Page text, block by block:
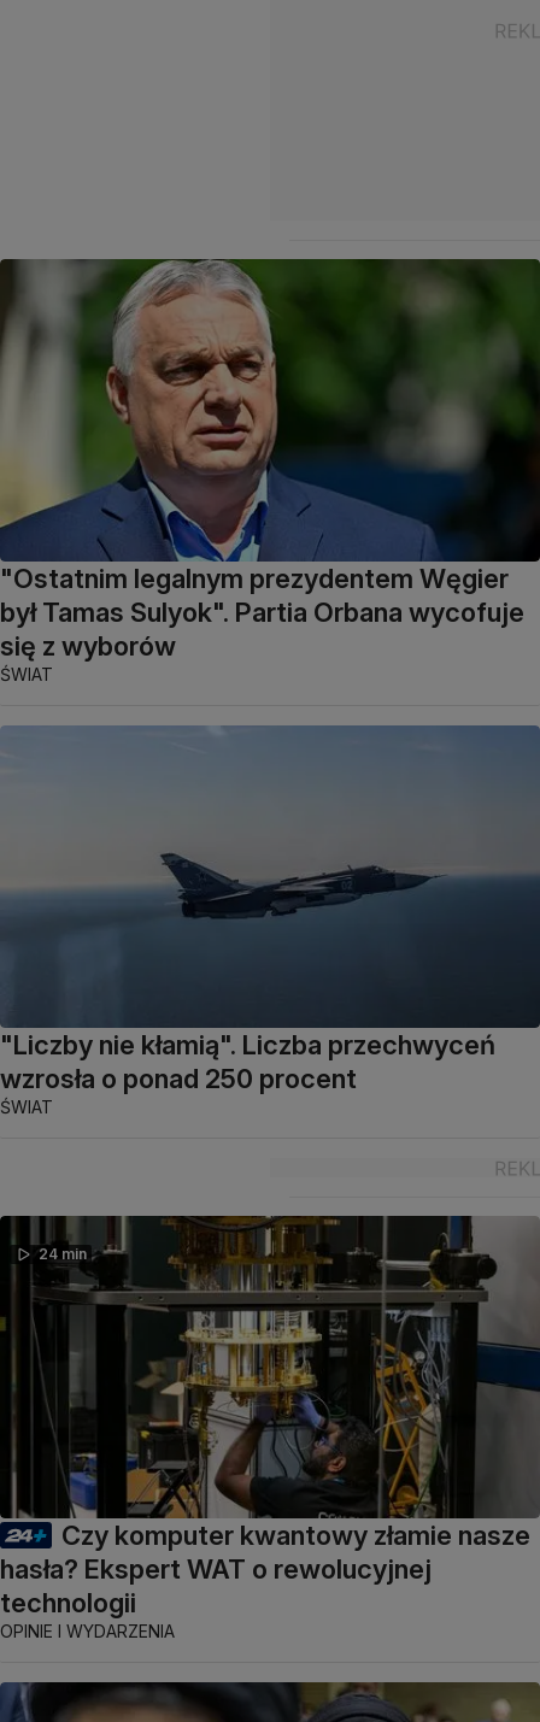
"Ostatnim legalnym prezydentem Węgier
był Tamas Sulyok". Partia Orbana wycofuje
się z wyborów
ŚWIAT
"Liczby nie kłamią". Liczba przechwyceń
wzrosła o ponad 250 procent
ŚWIAT
24 min
Czy komputer kwantowy złamie nasze
hasła? Ekspert WAT o rewolucyjnej
technologii
OPINIE I WYDARZENIA